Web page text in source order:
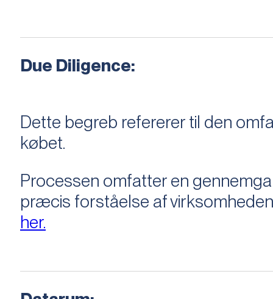
Due Diligence:
Dette begreb refererer til den
købet.
Processen omfatter en
præcis forståelse af
her.